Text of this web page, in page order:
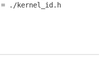
:= ./kernel_id.h